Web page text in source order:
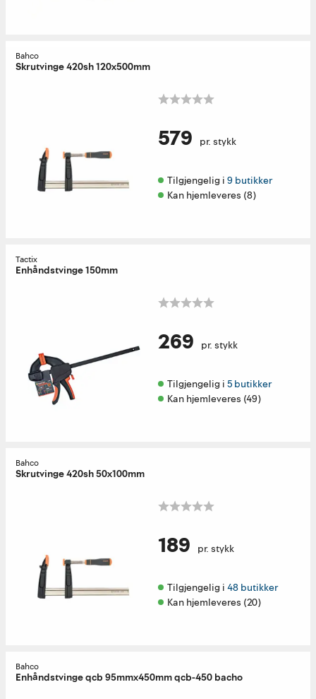
Bahco
Skrutvinge 420sh 120x500mm
579 pr. stykk
Tilgjengelig i 9 butikker
Kan hjemleveres (8)
Tactix
Enhåndstvinge 150mm
269 pr. stykk
Tilgjengelig i 5 butikker
Kan hjemleveres (49)
Bahco
Skrutvinge 420sh 50x100mm
189 pr. stykk
Tilgjengelig i 48 butikker
Kan hjemleveres (20)
Bahco
Enhåndstvinge qcb 95mmx450mm qcb-450 bacho